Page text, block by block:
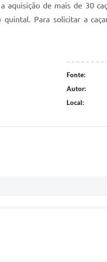
de mais de 30
Para solicitar a
Fonte:
Autor:
Local: